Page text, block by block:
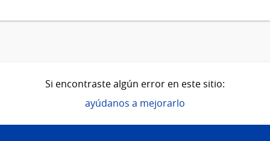
Si encontraste algún error en este sitio:
ayúdanos a mejorarlo